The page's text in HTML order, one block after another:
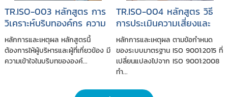
TR.ISO-003 หลักสูตร การ
วิเคราะห์บริบทองค์กร ความ
ต้องการและความคาดหวัง
ของผู้มีส่วนได้ส่วนเสีย ให้
สอดคล้องตามข้อกำหนด
หลักการและเหตุผล หลักสูตรนี้
ต้องการให้ผู้บริหารและผู้ที่เกี่ยวข้อง มี
ความเข้าใจในบริบทขององค์...
TR.ISO-004 หลักสูตร วิธี
การประเมินความเสี่ยงและ
โอกาสให้สอดคล้องตามข้อ
กำหนด ISO 9001:2015
หลักการและเหตุผล ตามข้อกำหนด
ของระบบมาตรฐาน ISO 9001:2015 ที่
เปลี่ยนแปลงไปจาก ISO 9001:2008
ทำ...